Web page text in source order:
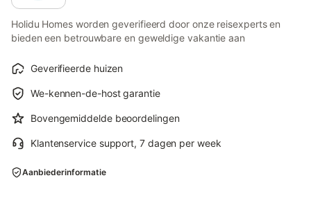
Holidu Homes worden geverifieerd door onze reisexperts en
bieden een betrouwbare en geweldige vakantie aan
Geverifieerde huizen
We-kennen-de-host garantie
Bovengemiddelde beoordelingen
Klantenservice support, 7 dagen per week
Aanbiederinformatie